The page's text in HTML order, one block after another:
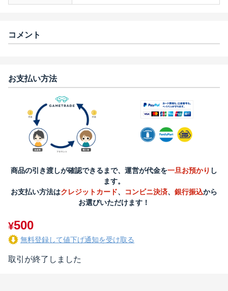
コメント
お支払い方法
商品の引き渡しが確認できるまで、運営が代金を一旦お預かり し
ます。
お支払い方法はクレジットカード、 コンビニ決済、 銀行振込から
お選びいただけます！
¥500
無料登録して値下げ通知を受け取る
取引が終了しました